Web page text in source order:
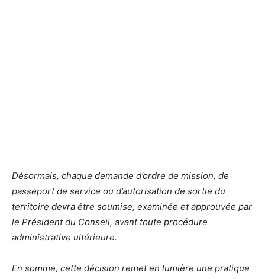
Désormais, chaque demande d’ordre de mission, de
passeport de service ou d’autorisation de sortie du
territoire devra être soumise, examinée et approuvée par
le Président du Conseil, avant toute procédure
administrative ultérieure.
En somme, cette décision remet en lumière une pratique